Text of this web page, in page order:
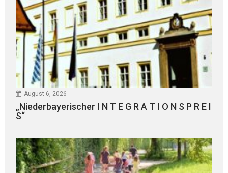
August 6, 2026
„Niederbayerischer I N T E G R A T I O N S P R E I
S“